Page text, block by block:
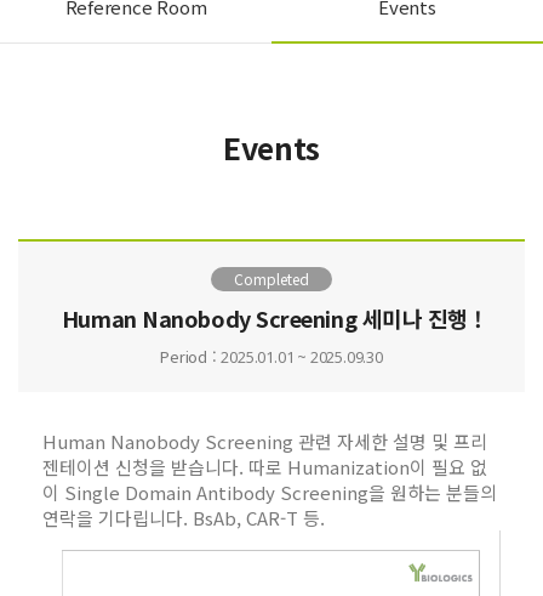
Reference Room Events
Events
Completed
Human Nanobody Screening 세미나 진행 !
Period :2025.01.01 ~ 2025.09.30
Human Nanobody Screening 관련 자세한 설명 및 프리
젠테이션 신청을 받습니다. 따로 Humanization이 필요 없
이 Single Domain Antibody Screening을 원하는 분들의
연락을 기다립니다. BsAb, CAR-T 등.​​